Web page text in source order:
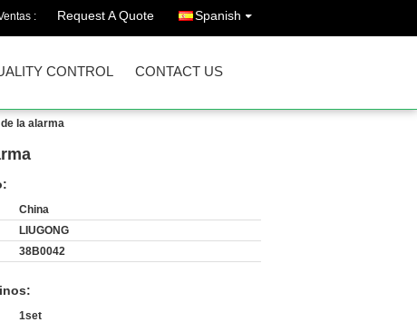
: Request A Quote Spanish
CONTROL CONTACT US
la alarma
China
LIUGONG
38B0042
1set